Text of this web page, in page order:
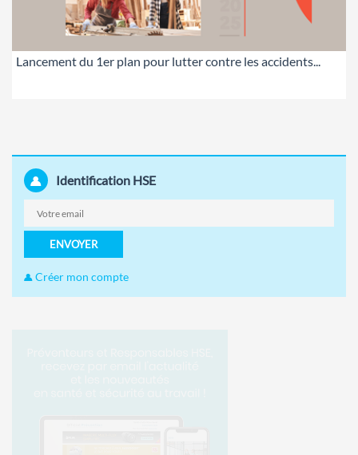
Lancement du 1er plan pour lutter contre les accidents...
Identification HSE
ENVOYER
Créer mon compte